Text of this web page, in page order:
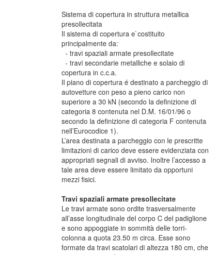
Sistema di copertura in struttura metallica
presollecitata
Il sistema di copertura e`costituito
principalmente da:
- travi spaziali armate presollecitate
- travi secondarie metalliche e solaio di
copertura in c.c.a.
Il piano di copertura é destinato a parcheggio di
autovetture con peso a pieno carico non
superiore a 30 kN (secondo la definizione di
categoria 8 contenuta nel D.M. 16/01/96 o
secondo la definizione di categoria F contenuta
nell’Eurocodice 1).
L’area destinata a parcheggio con le prescritte
limitazioni di carico deve essere evidenziata con
appropriati segnali di avviso. Inoltre l’accesso a
tale area deve essere limitato da opportuni
mezzi fisici.
Travi spaziali armate presollecitate
Le travi armate sono ordite trasversalmente
all’asse longitudinale del corpo C del padiglione
e sono appoggiate in sommità delle torri-
colonna a quota 23.50 m circa. Esse sono
formate da travi scatolari di altezza 180 cm, che